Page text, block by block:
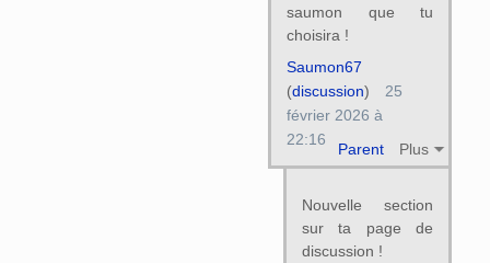
saumon que tu
choisira !
Parent Plus
Saumon67
(discussion)
25
février 2026 à
22:16
Nouvelle section
sur ta page de
discussion !